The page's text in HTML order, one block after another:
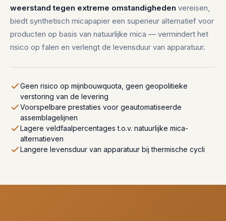
weerstand tegen extreme omstandigheden vereisen,
biedt synthetisch micapapier een superieur alternatief voor
producten op basis van natuurlijke mica — vermindert het
risico op falen en verlengt de levensduur van apparatuur.
Geen risico op mijnbouwquota, geen geopolitieke
verstoring van de levering
Voorspelbare prestaties voor geautomatiseerde
assemblagelijnen
Lagere veldfaalpercentages t.o.v. natuurlijke mica-
alternatieven
Langere levensduur van apparatuur bij thermische cycli